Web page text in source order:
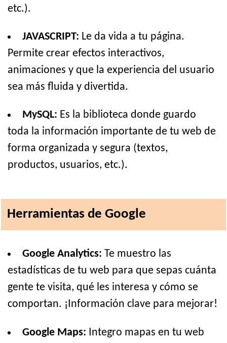
etc.).
JAVASCRIPT: Le da vida a tu página.
Permite crear efectos interactivos,
animaciones y que la experiencia del usuario
sea más fluida y divertida.
MySQL: Es la biblioteca donde guardo
toda la información importante de tu web de
forma organizada y segura (textos,
productos, usuarios, etc.).
Herramientas de Google
Google Analytics: Te muestro las
estadísticas de tu web para que sepas cuánta
gente te visita, qué les interesa y cómo se
comportan. ¡Información clave para mejorar!
Google Maps: Integro mapas en tu web